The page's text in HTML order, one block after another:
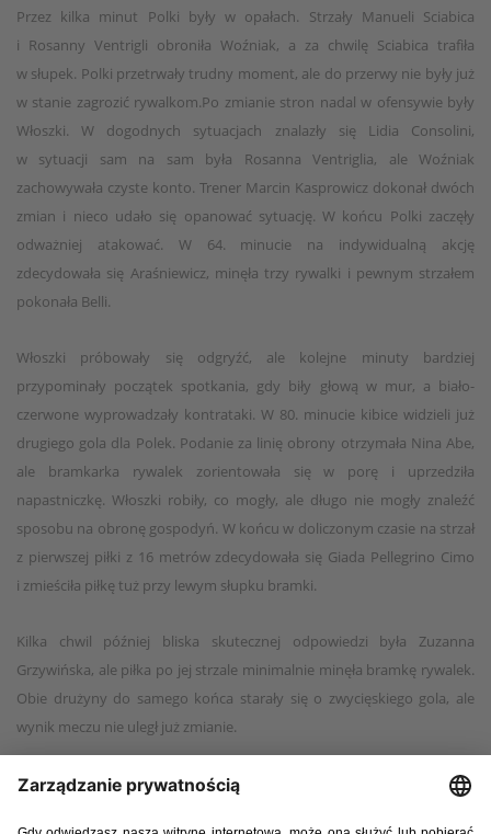
Przez kilka minut Polki były w opałach. Strzały Manueli Sciabica
i Rosanny Ventrigli obroniła Woźniak, a za chwilę Sciabica trafiła
w słupek. Polki przetrwały trudny moment, ale do przerwy nie były już
w stanie zagrozić rywalkom.Po zmianie stron nadal w ofensywie były
Włoszki. W dogodnych sytuacjach znalazły się Lidia Consolini,
w sytuacji sam na sam była Rosanna Ventriglia, ale Woźniak
zachowywała czyste konto. Trener Marcin Kasprowicz dokonał dwóch
zmian i nieco udało się opanować sytuację. W końcu Polki zaczęły
odważniej atakować. W 64. minucie na indywidualną akcję
zdecydowała się Araśniewicz, minęła trzy rywalki i pewnym strzałem
pokonała Belli.
Włoszki próbowały się odgryźć, ale kolejne minuty bardziej
przypominały początek spotkania, gdy biły głową w mur, a biało-
czerwone wyprowadzały kontrataki. W 80. minucie kibice widzieli już
drugiego gola dla Polek. Podanie za linię obrony otrzymała Nina Abe,
ale bramkarka rywalek zorientowała się w porę i uprzedziła
napastniczkę. Włoszki robiły, co mogły, ale długo nie mogły znaleźć
sposobu na obronę gospodyń. W końcu w doliczonym czasie na strzał
z pierwszej piłki z 16 metrów zdecydowała się Giada Pellegrino Cimo
i zmieściła piłkę tuż przy lewym słupku bramki.
Kilka chwil później bliska skutecznej odpowiedzi była Zuzanna
Grzywińska, ale piłka po jej strzale minimalnie minęła bramkę rywalek.
Obie drużyny do samego końca starały się o zwycięskiego gola, ale
wynik meczu nie uległ już zmianie.
15 czerwca 2025, Stalowa Wola